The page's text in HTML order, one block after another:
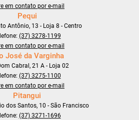
em contato por e-mail
Pequi
Antônio, 13 - Loja 8 - Centro
(37) 3278-1199
em contato por e-mail
José da Varginha
Cabral, 21 A - Loja 02
(37) 3275-1100
em contato por e-mail
Pitangui
dos Santos, 10 - São Francisco
(37) 3271-1696